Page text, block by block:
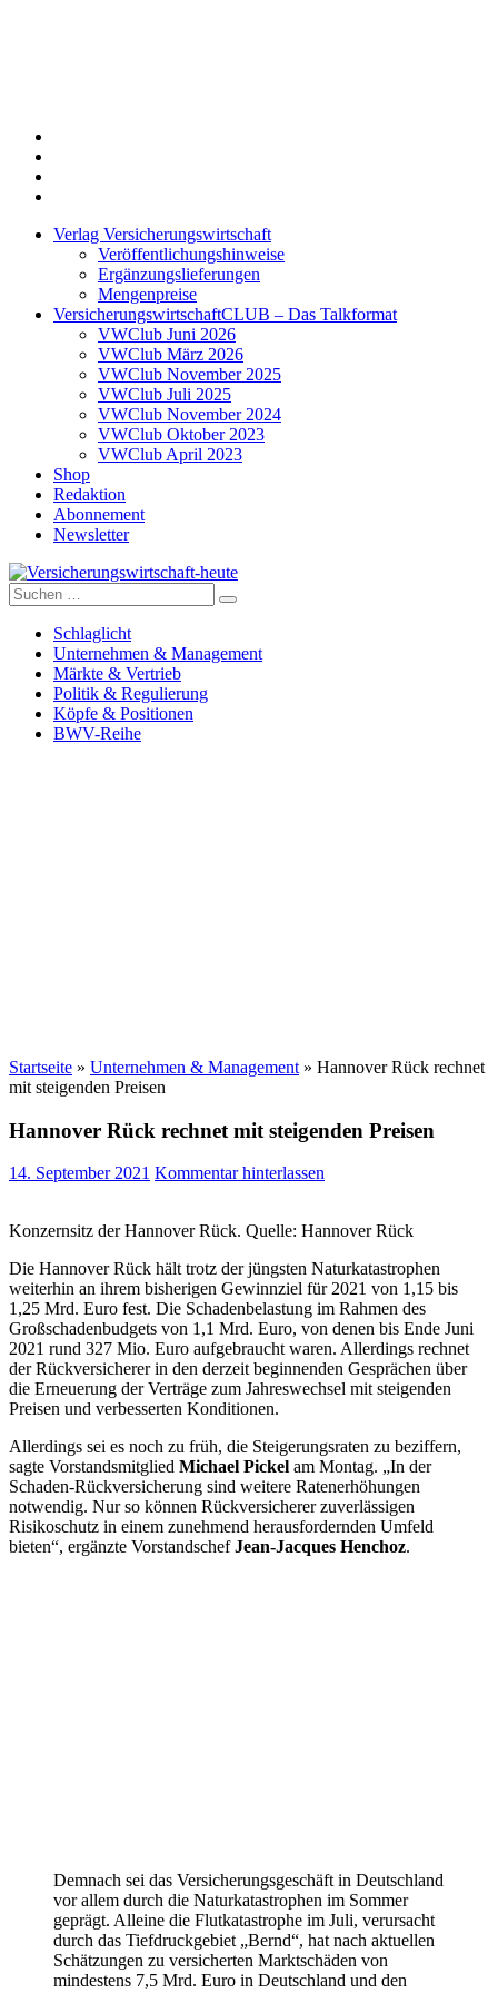
Verlag Versicherungswirtschaft
Veröffentlichungshinweise
Ergänzungslieferungen
Mengenpreise
VersicherungswirtschaftCLUB – Das Talkformat
VWClub Juni 2026
VWClub März 2026
VWClub November 2025
VWClub Juli 2025
VWClub November 2024
VWClub Oktober 2023
VWClub April 2023
Shop
Redaktion
Abonnement
Newsletter
Versicherungswirtschaft-heute
Suche
nach:
Schlaglicht
Unternehmen & Management
Märkte & Vertrieb
Politik & Regulierung
Köpfe & Positionen
BWV-Reihe
Startseite » Unternehmen & Management » Hannover Rück rechnet
mit steigenden Preisen
Hannover Rück rechnet mit steigenden Preisen
14. September 2021 Kommentar hinterlassen
Konzernsitz der Hannover Rück. Quelle: Hannover Rück
Die Hannover Rück hält trotz der jüngsten Naturkatastrophen
weiterhin an ihrem bisherigen Gewinnziel für 2021 von 1,15 bis
1,25 Mrd. Euro fest. Die Schadenbelastung im Rahmen des
Großschadenbudgets von 1,1 Mrd. Euro, von denen bis Ende Juni
2021 rund 327 Mio. Euro aufgebraucht waren. Allerdings rechnet
der Rückversicherer in den derzeit beginnenden Gesprächen über
die Erneuerung der Verträge zum Jahreswechsel mit steigenden
Preisen und verbesserten Konditionen.
Allerdings sei es noch zu früh, die Steigerungsraten zu beziffern,
sagte Vorstandsmitglied Michael Pickel am Montag. „In der
Schaden-Rückversicherung sind weitere Ratenerhöhungen
notwendig. Nur so können Rückversicherer zuverlässigen
Risikoschutz in einem zunehmend herausfordernden Umfeld
bieten“, ergänzte VorstandschefJean-Jacques Henchoz.
Demnach sei das Versicherungsgeschäft in Deutschland
vor allem durch die Naturkatastrophen im Sommer
geprägt. Alleine die Flutkatastrophe im Juli, verursacht
durch das Tiefdruckgebiet „Bernd“, hat nach aktuellen
Schätzungen zu versicherten Marktschäden von
mindestens 7,5 Mrd. Euro in Deutschland und den